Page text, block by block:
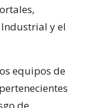
y el
equipos de